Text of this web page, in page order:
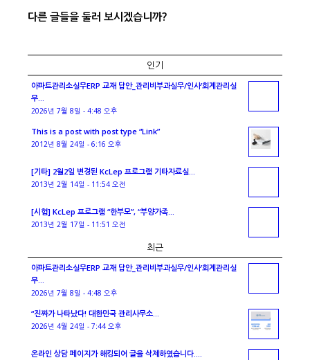
다른 글들을 둘러 보시겠습니까?
인기
아파트관리소실무ERP 교재 답안_관리비부과실무/인사’회계관리실
무...
2026년 7월 8일 - 4:48 오후
This is a post with post type “Link”
2012년 8월 24일 - 6:16 오후
[기타] 2월2일 변경된 KcLep 프로그램 기타자료실...
2013년 2월 14일 - 11:54 오전
[시험] KcLep 프로그램 “한부모”, “부양가족...
2013년 2월 17일 - 11:51 오전
최근
아파트관리소실무ERP 교재 답안_관리비부과실무/인사’회계관리실
무...
2026년 7월 8일 - 4:48 오후
“진짜가 나타났다! 대한민국 관리사무소...
2026년 4월 24일 - 7:44 오후
온라인 상담 페이지가 해킹되어 글을 삭제하였습니다....